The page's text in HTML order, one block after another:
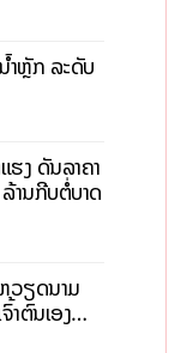
າຫຼັກ ລະດັບ
ຮງ ດັນລາຄາ
ານກີບຕໍ່ບາດ
ວຽດນາມ
າຕົນເອງ